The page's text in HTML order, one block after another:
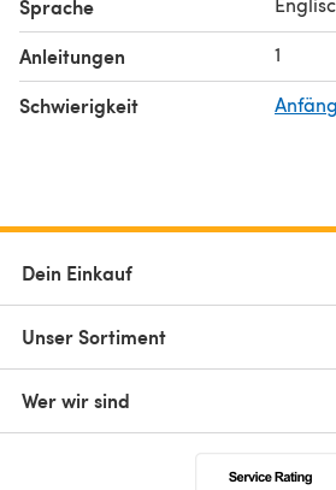
Sprache
Anleitungen 1
Schwierigkeit
Dein Einkauf
Unser Sortiment
Wer wir sind